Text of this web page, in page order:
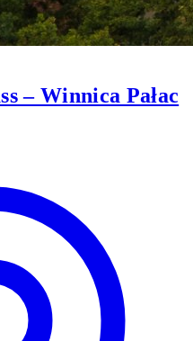
– Winnica Pałac